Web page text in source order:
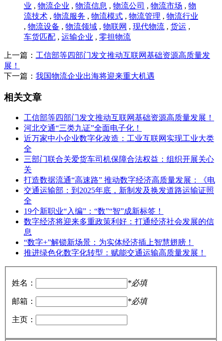
业 , 物流企业 , 物流信息 , 物流公司 , 物流市场 , 物
流技术 , 物流服务 , 物流模式 , 物流管理 , 物流行业
, 物流设备 , 物流领域 , 物联网 , 现代物流 , 货运 ,
车货匹配 , 运输企业 , 零担物流
上一篇： 工信部等四部门发文推动互联网基础资源高质量发
展！
下一篇： 我国物流企业出海将迎来重大机遇
相关文章
工信部等四部门发文推动互联网基础资源高质量发展！
河北交通“三类九证”全面电子化！
近万家中小企业数字化改造：工业互联网实现工业大类
全
三部门联合关爱货车司机保障合法权益：组织开展关心
关
打造数据流通“高速路” 推动数字经济高质量发展：《电
交通运输部：到2025年底，新制发及换发道路运输证照
全
19个新职业“入编”：“数”“智”成新标签！
数字经济将迎来多重政策利好：打通经济社会发展的信
息
“数字+”解锁新场景：为实体经济插上智慧翅膀！
推进绿色化数字化转型：赋能交通运输高质量发展！
姓名： *必填
邮箱： *必填
主页：